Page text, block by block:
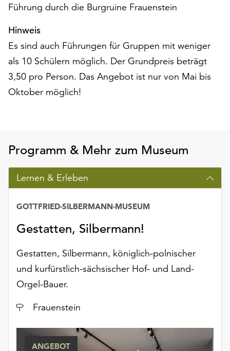
Führung durch die Burgruine Frauenstein
Hinweis
Es sind auch Führungen für Gruppen mit weniger
als 10 Schülern möglich. Der Grundpreis beträgt
3,50 pro Person. Das Angebot ist nur von Mai bis
Oktober möglich!
Programm & Mehr zum Museum
Lernen & Erleben
Gestatten, Silbermann!
GOTTFRIED-SILBERMANN-MUSEUM
Gestatten, Silbermann, königlich-polnischer
und kurfürstlich-sächsischer Hof- und Land-
Orgel-Bauer.
Ort
Frauenstein
ANGEBOT